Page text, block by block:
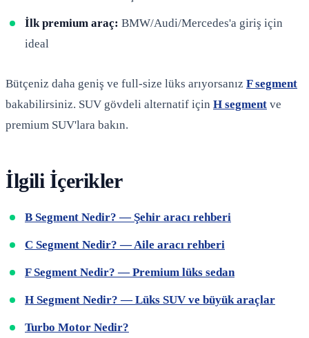
İlk premium araç: BMW/Audi/Mercedes'a giriş için
ideal
Bütçeniz daha geniş ve full-size lüks arıyorsanız F segment
bakabilirsiniz. SUV gövdeli alternatif için H segment ve
premium SUV'lara bakın.
İlgili İçerikler
B Segment Nedir? — Şehir aracı rehberi
C Segment Nedir? — Aile aracı rehberi
F Segment Nedir? — Premium lüks sedan
H Segment Nedir? — Lüks SUV ve büyük araçlar
Turbo Motor Nedir?